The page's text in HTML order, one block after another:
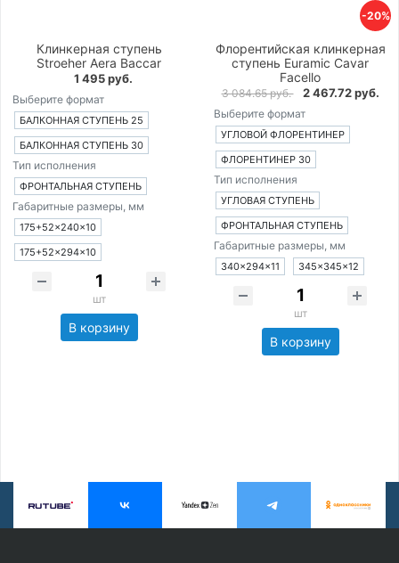
Клинкерная ступень
Stroeher Aera Baccar
1 495 руб.
Выберите формат
БАЛКОННАЯ СТУПЕНЬ 25
БАЛКОННАЯ СТУПЕНЬ 30
Тип исполнения
ФРОНТАЛЬНАЯ СТУПЕНЬ
Габаритные размеры, мм
175+52×240×10
175+52×294×10
шт
В корзину
-20%
Флорентийская клинкерная
ступень Euramic Cavar
Facello
3 084.65 руб. 2 467.72 руб.
Выберите формат
УГЛОВОЙ ФЛОРЕНТИНЕР
ФЛОРЕНТИНЕР 30
Тип исполнения
УГЛОВАЯ СТУПЕНЬ
ФРОНТАЛЬНАЯ СТУПЕНЬ
Габаритные размеры, мм
340×294×11 345×345×12
шт
В корзину